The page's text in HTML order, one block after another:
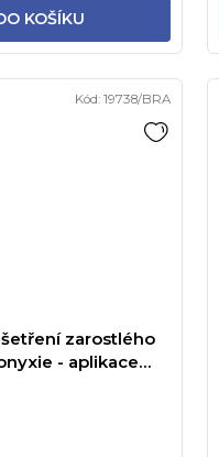
KOŠÍKU
zarostlého
- aplikace
Kód: 19738/BRA